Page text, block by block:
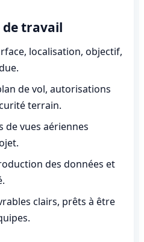
travail
localisation, objectif,
de vol, autorisations
terrain.
de vues aériennes
des données et
clairs, prêts à être